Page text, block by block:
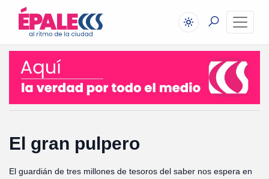
El gran pulpero
El guardián de tres millones de tesoros del saber nos espera en